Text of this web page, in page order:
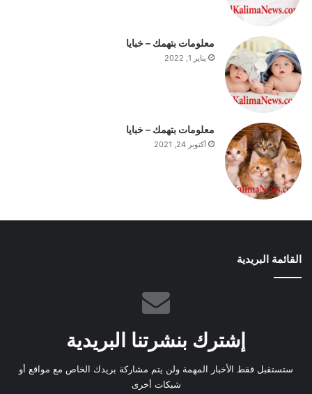
م
معلومات بتهمك – خبايا
يناير 1, 2022
معلومات بتهمك – خبايا
أكتوبر 24, 2021
القائمة البريدية
إشترك بنشرتنا البريدية
ستستقبل فقط الأخبار المهمة ولن يتم مشاركة بريدك الخاص مع مواقع أو
شبكات أخرى